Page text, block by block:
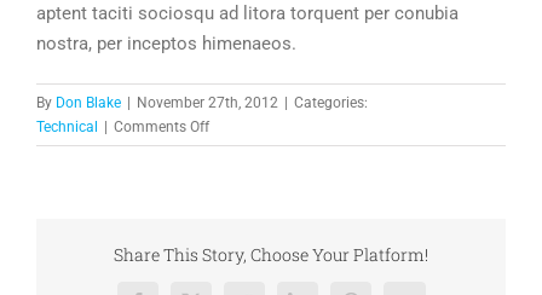
aptent taciti sociosqu ad litora torquent per conubia
nostra, per inceptos himenaeos.
By Don Blake November 27th, 2012
Categories:
Technical
Comments Offon
Fusce
commodo
Share This Story, Choose Your Platform!